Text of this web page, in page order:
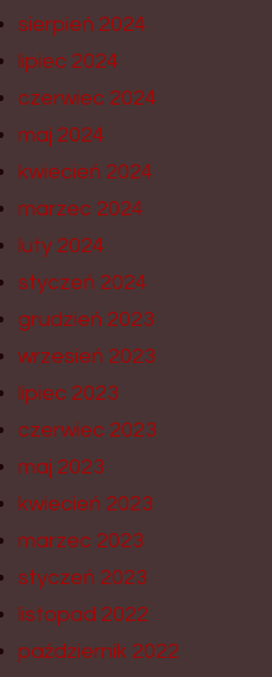
sierpień 2024
lipiec 2024
czerwiec 2024
maj 2024
kwiecień 2024
marzec 2024
luty 2024
styczeń 2024
grudzień 2023
wrzesień 2023
lipiec 2023
czerwiec 2023
maj 2023
kwiecień 2023
marzec 2023
styczeń 2023
listopad 2022
październik 2022